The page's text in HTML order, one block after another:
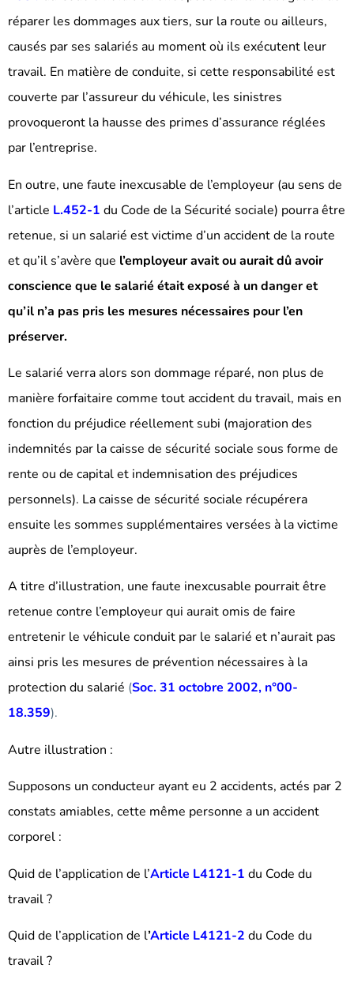
réparer les dommages aux tiers, sur la route ou ailleurs,
causés par ses salariés au moment où ils exécutent leur
travail. En matière de conduite, si cette responsabilité est
couverte par l’assureur du véhicule, les sinistres
provoqueront la hausse des primes d’assurance réglées
par l’entreprise.
En outre, une faute inexcusable de l’employeur (au sens de
l’article L.452-1 du Code de la Sécurité sociale) pourra être
retenue, si un salarié est victime d’un accident de la route
et qu’il s’avère que l’employeur avait ou aurait dû avoir
conscience que le salarié était exposé à un danger et
qu’il n’a pas pris les mesures nécessaires pour l’en
préserver.
Le salarié verra alors son dommage réparé, non plus de
manière forfaitaire comme tout accident du travail, mais en
fonction du préjudice réellement subi (majoration des
indemnités par la caisse de sécurité sociale sous forme de
rente ou de capital et indemnisation des préjudices
personnels). La caisse de sécurité sociale récupérera
ensuite les sommes supplémentaires versées à la victime
auprès de l’employeur.
A titre d’illustration, une faute inexcusable pourrait être
retenue contre l’employeur qui aurait omis de faire
entretenir le véhicule conduit par le salarié et n’aurait pas
ainsi pris les mesures de prévention nécessaires à la
protection du salarié (Soc. 31 octobre 2002, n°00-
18.359).
Autre illustration :
Supposons un conducteur ayant eu 2 accidents, actés par 2
constats amiables, cette même personne a un accident
corporel :
Quid de l’application de l’Article L4121-1 du Code du
travail ?
Quid de l’application de l’Article L4121-2 du Code du
travail ?